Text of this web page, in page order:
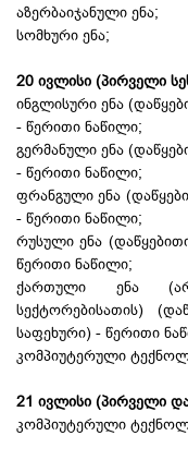
აზერბაიჯანული ენა;
სომხური ენა;
20 ივლისი (პირველი
ინგლისური ენა
- წერითი ნაწილი;
გერმანული ენა
- წერითი ნაწილი;
ფრანგული ენა
- წერითი ნაწილი;
რუსული ენა
წერითი ნაწილი;
ქართული ენა
სექტორებისათის)
საფეხური) - წერითი
კომპიუტერული
21 ივლისი (პირველი
კომპიუტერული